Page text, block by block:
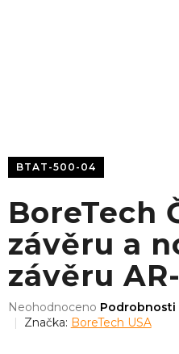
BoreTech
závěru a
závěru
BTAT-500-04
Průměrné
hodnocení
Neohodnoceno
Značka: BoreTech USA